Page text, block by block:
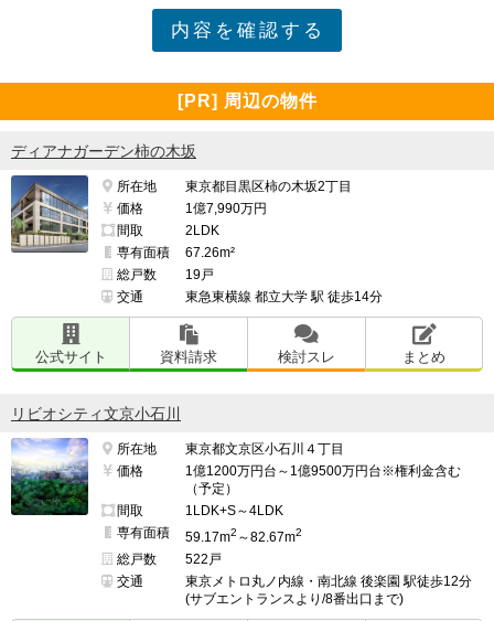
[PR] 周辺の物件
ディアナガーデン柿の木坂
所在地
東京都目黒区柿の木坂2丁目
価格
1億7,990万円
間取
2LDK
専有面積
67.26m²
総戸数
19戸
交通
東急東横線 都立大学 駅 徒歩14分
公式サイト 資料請求 検討スレ まとめ
リビオシティ文京小石川
所在地
東京都文京区小石川４丁目
価格
1億1200万円台～1億9500万円台※権利金含む
（予定）
間取
1LDK+S～4LDK
専有面積
59.17m2 ～82.67m2
総戸数
522戸
交通
東京メトロ丸ノ内線・南北線 後楽園 駅徒歩12分
(サブエントランスより/8番出口まで)